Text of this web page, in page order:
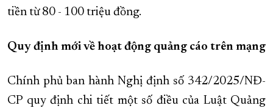
tiền từ 80 - 100 triệu đồng.
Quy định mới về hoạt động quảng cáo trên mạng
Chính phủ ban hành Nghị định số 342/2025/NĐ-
CP quy định chi tiết một số điều của Luật Quảng